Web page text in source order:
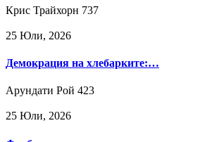
Крис Трайхорн 737
25 Юли, 2026
Демокрация на хлебарките:…
Арундати Рой 423
25 Юли, 2026